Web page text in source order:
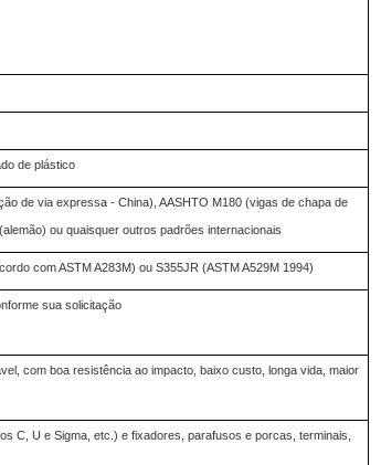
de plástico
de via expressa - China), AASHTO M180 (vigas de chapa de
ou quaisquer outros padrões internacionais
com ASTM A283M) ou S355JR (ASTM A529M 1994)
sua solicitação
com boa resistência ao impacto, baixo custo, longa vida, maior
C, U e Sigma, etc.) e fixadores, parafusos e porcas, terminais,